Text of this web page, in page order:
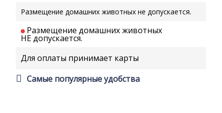
Размещение домашних животных не допускается.
Размещение домашних животных
НЕ допускается.
Для оплаты принимает карты
Самые популярные удобства